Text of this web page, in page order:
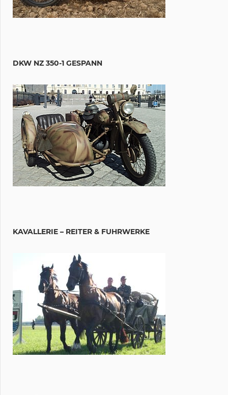
DKW NZ 350-1 GESPANN
KAVALLERIE – REITER & FUHRWERKE